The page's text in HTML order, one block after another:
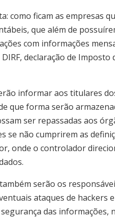
como ficam as empresas
que além de
com informações
declaração de
informar aos titulares
que forma serão
ser repassadas aos
se não cumprirem as
onde o controlador
serão os
ataques de hackers
das